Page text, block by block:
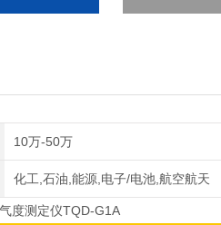
10万-50万
化工,石油,能源,电子/电池,航空航天